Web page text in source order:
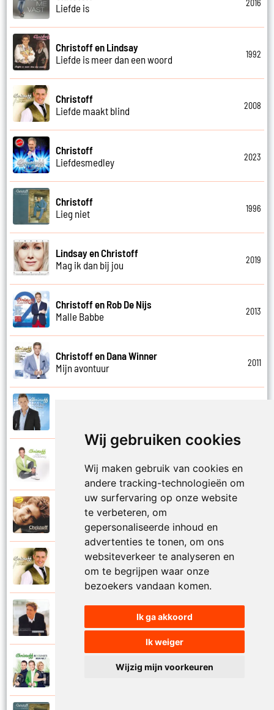
Wij gebruiken cookies
Wij maken gebruik van cookies en
andere tracking-technologieën om
uw surfervaring op onze website
te verbeteren, om
gepersonaliseerde inhoud en
advertenties te tonen, om ons
websiteverkeer te analyseren en
om te begrijpen waar onze
bezoekers vandaan komen.
Ik ga akkoord
Ik weiger
Wijzig mijn voorkeuren
Liefde is
2016
Christoff en Lindsay
Liefde is meer dan een woord
1992
Christoff
Liefde maakt blind
2008
Christoff
Liefdesmedley
2023
Christoff
Lieg niet
1996
Lindsay en Christoff
Mag ik dan bij jou
2019
Christoff en Rob De Nijs
Malle Babbe
2013
Christoff en Dana Winner
Mijn avontuur
2011
Mijn engel hou me vast
Christoff
Mijn engelbewaarder
Christoff
Mijn grootste liefde
Mijn lot uit de loterij
Christoff en The Sunsets